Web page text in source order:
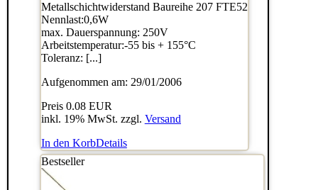
Metallschichtwiderstand Baureihe 207 FTE52
Nennlast:0,6W
max. Dauerspannung: 250V
Arbeitstemperatur:-55 bis + 155°C
Toleranz: [...]
Aufgenommen am: 29/01/2006
Preis 0.08 EUR
inkl. 19% MwSt. zzgl. Versand
In den KorbDetails
Bestseller